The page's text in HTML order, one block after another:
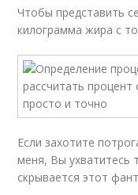
Чтобы представить
килограмма жира с
Если захотите
меня, Вы ухватитесь
скрывается этот